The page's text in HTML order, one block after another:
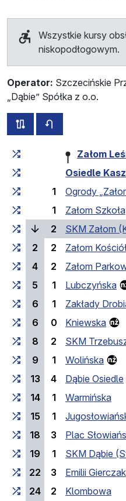
Wszystkie kursy
niskopodłogowym.
Operator: Szczecińskie
„Dąbie” Spółka z o.o.
wszystkie trasy tej linii
Czas przejazduZałom
Osiedle
1
Ogrody
1
Załom Szkoła
2
SKM Załom
2
2
Załom
4
2
Załom
5
1
Lubczyńska
6
1
Zakłady
6
0
Kniewska
8
2
SKM
9
1
Wolińska
13
4
Dąbie Osiedle
14
1
Warmińska
15
1
18
3
Plac
19
1
SKM Dąbie
22
3
Emilii Gierczak
24
2
Klombowa